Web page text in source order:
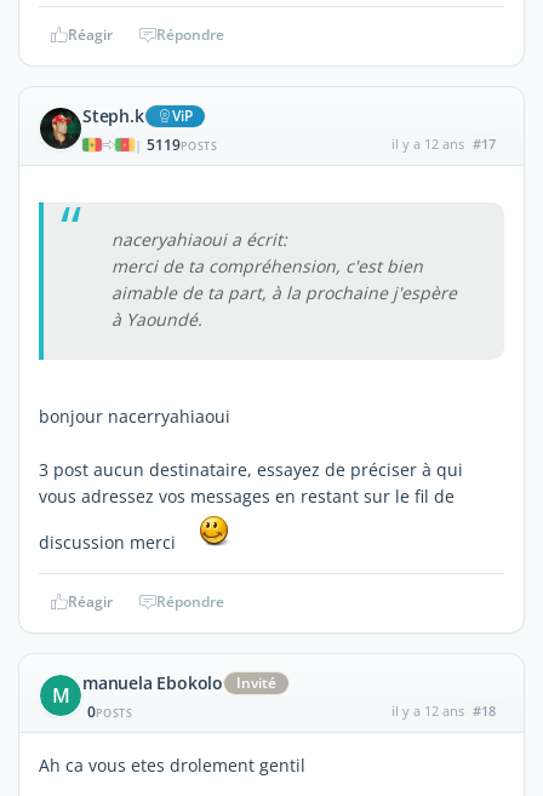
Réagir Répondre
Steph.k ViP
| 5119POSTS il y a 12 ans #17
naceryahiaoui a écrit:
merci de ta compréhension, c'est bien
aimable de ta part, à la prochaine j'espère
à Yaoundé.
bonjour nacerryahiaoui
3 post aucun destinataire, essayez de préciser à qui
vous adressez vos messages en restant sur le fil de
discussion merci
Réagir Répondre
M manuela Ebokolo
Invité
0POSTS il y a 12 ans #18
Ah ca vous etes drolement gentil